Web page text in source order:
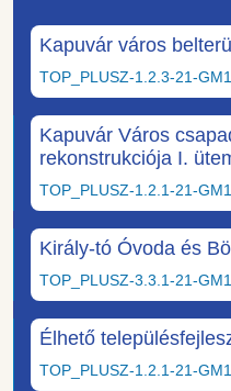
Kapuvár város
TOP_PLUSZ-1.2.3-21-
Kapuvár Város
rekonstrukciója I.
TOP_PLUSZ-1.2.1-21-
Király-tó Óvoda és
TOP_PLUSZ-3.3.1-21-
Élhető
TOP_PLUSZ-1.2.1-21-